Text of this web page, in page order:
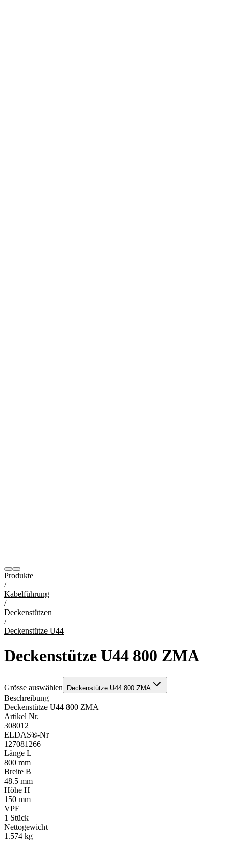
Produkte
/
Kabelführung
/
Deckenstützen
/
Deckenstütze U44
Deckenstütze U44 800 ZMA
Grösse auswählen Deckenstütze U44 800 ZMA
Beschreibung
Deckenstütze U44 800 ZMA
Artikel Nr.
308012
ELDAS®-Nr
127081266
Länge L
800 mm
Breite B
48.5 mm
Höhe H
150 mm
VPE
1 Stück
Nettogewicht
1.574 kg